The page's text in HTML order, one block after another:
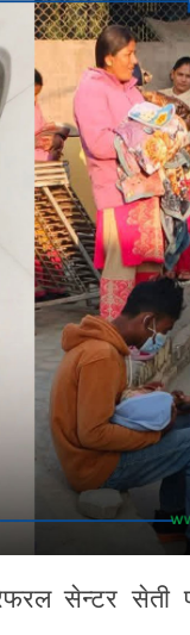
सेन्टर सेती